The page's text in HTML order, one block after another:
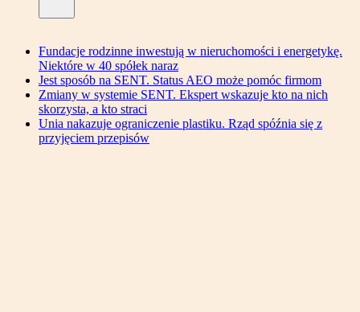
Fundacje rodzinne inwestują w nieruchomości i energetykę.
Niektóre w 40 spółek naraz
Jest sposób na SENT. Status AEO może pomóc firmom
Zmiany w systemie SENT. Ekspert wskazuje kto na nich
skorzysta, a kto straci
Unia nakazuje ograniczenie plastiku. Rząd spóźnia się z
przyjęciem przepisów